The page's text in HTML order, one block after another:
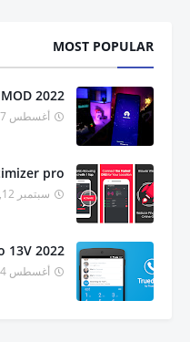
MOST POPULAR
2022
أغسطس 17, 2020
pro
سبتمبر 12, 2020
13V 2022
أغسطس 24, 2020